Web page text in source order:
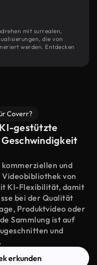
mit surrealen,
die von
werden. Entdecken
Coverr?
gestützte
und
von
KI-Flexibilität, damit
bei der Qualität
Produktvideo oder
Sammlung ist auf
und
erkunden